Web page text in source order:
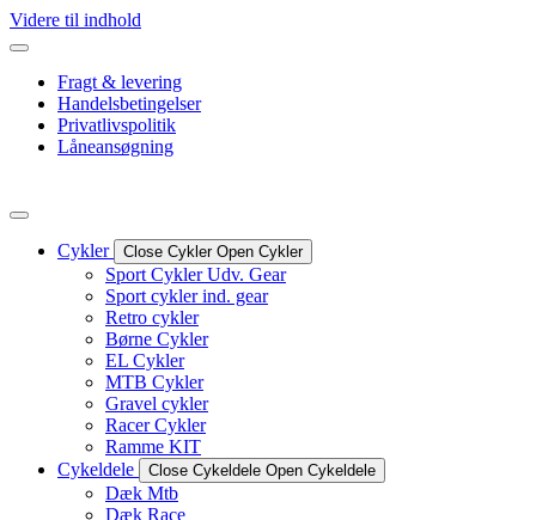
Videre til indhold
Fragt & levering
Handelsbetingelser
Privatlivspolitik
Låneansøgning
Cykler Close Cykler Open Cykler
Sport Cykler Udv. Gear
Sport cykler ind. gear
Retro cykler
Børne Cykler
EL Cykler
MTB Cykler
Gravel cykler
Racer Cykler
Ramme KIT
Cykeldele
Close Cykeldele Open Cykeldele
Dæk Mtb
Dæk Race